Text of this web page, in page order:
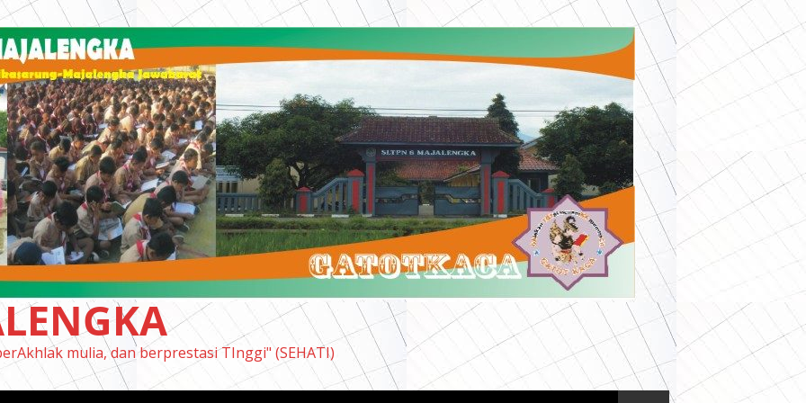
mulia, dan berprestasi TInggi" (SEHATI)